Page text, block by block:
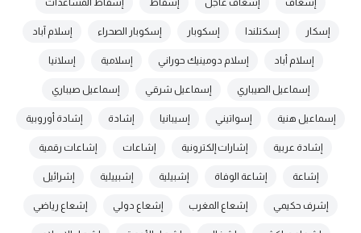
إسعاف إسعاف عاجل إسقاط إسقاط المساعدات
إسكار إسكتلندا إسكوبار إسكوبار الصحراء إسلام آباد
إسلام أباد إسلام دومينيك حوراني إسلامية إسلانيا
إسماعيل الصيباري إسماعيل شرقي إسماعيل صيباري
إسماعيل هنية إسواتيني إسيبانيا إشادة إشادة أوروبية
إشادة عربية إشارات إلكترونية إشاعات إشاعات رقمية
إشاعة إشاعة الوفاة إشبيلية إشبييلية إشرائيل
إشرف حكيمي إشعاع المغرب إشعاع دولي إشعاع رياضي